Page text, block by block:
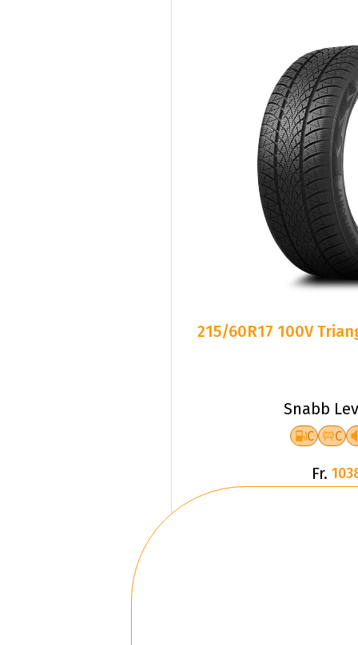
215/60R17 100V
Snabb
C C
Fr.